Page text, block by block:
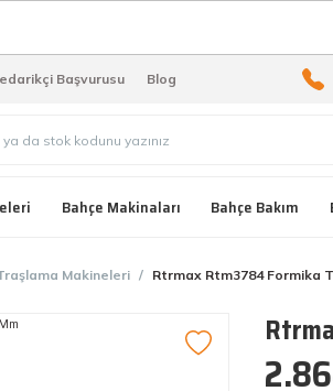
Başvurusu Blog
Bahçe Makinaları Bahçe Bakım
Makineleri Rtrmax Rtm3784 Formika